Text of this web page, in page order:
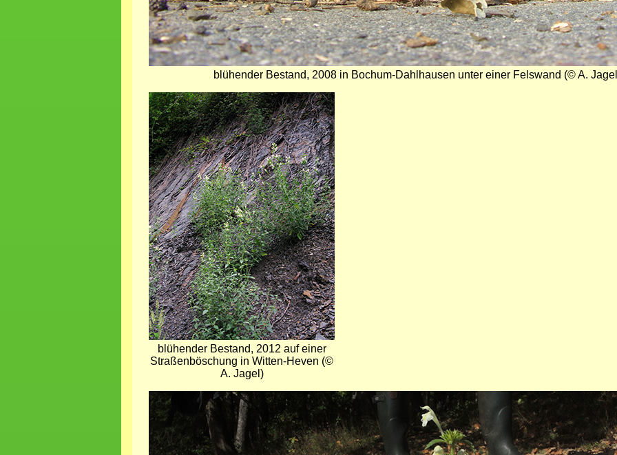
blühender Bestand, 2008 in Bochum-Dahlhausen unter einer Felswand (© A.
Bild
blühender Bestand, 2012 auf einer
Straßenböschung in Witten-Heven (©
A. Jagel)
Bild